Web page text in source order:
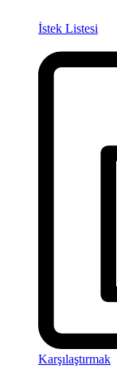
İstek Listesi
Karşılaştırmak